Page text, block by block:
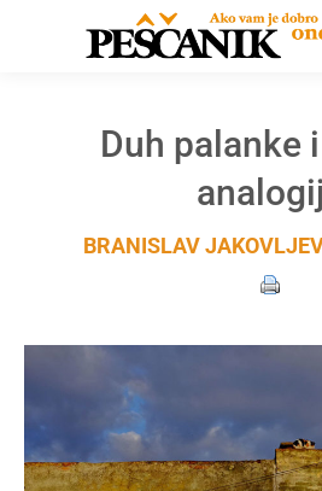
Duh palanke
BRANISLAV